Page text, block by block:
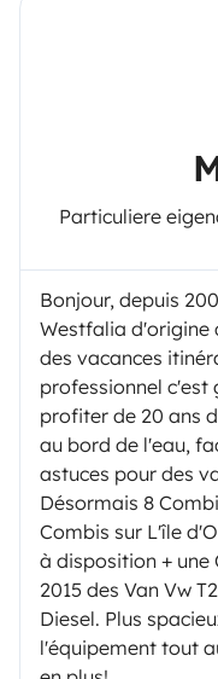
Outdoor table and
Ukulele, child
Secondary fridge
model)
3rd additional battery
PRICES &
Mileage package
enough to explore
Additional
Low season
High season
Particuliere
Bonjour, depuis
Westfalia d'origine
des vacances
professionnel c'est
profiter de 20 ans
au bord de l'eau,
astuces pour des
Désormais 8
Combis sur L'île
à disposition + une
2015 des Van Vw
Diesel. Plus
l'équipement tout